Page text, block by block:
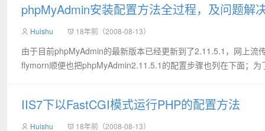
phpMyAdmin安装配置方法全过程，及问题解
Huishu 18年前（2008-08-13）
由于目前phpMyAdmin的最新版本已经更新到了2.11.5.1，网上
flymorn顺便也把phpMyAdmin2.11.5.1的配置步骤也列在下面；
IIS7下以FastCGI模式运行PHP的配置方法
Huishu 18年前（2008-08-13）